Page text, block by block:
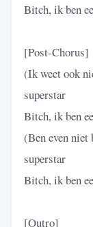
Bitch, ik ben
[Post-Chorus]
(Ik weet ook
superstar
Bitch, ik ben
(Ben even niet
superstar
Bitch, ik ben
[Outro]